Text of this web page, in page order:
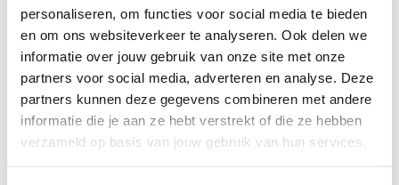
personaliseren, om functies voor social media te bieden
en om ons websiteverkeer te analyseren. Ook delen we
informatie over jouw gebruik van onze site met onze
partners voor social media, adverteren en analyse. Deze
partners kunnen deze gegevens combineren met andere
informatie die je aan ze hebt verstrekt of die ze hebben
verzameld op basis van jouw gebruik van hun services.